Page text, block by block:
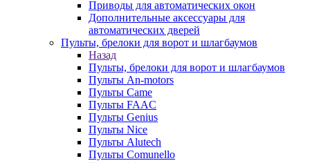
Приводы для автоматических окон
Дополнительные аксессуары для
автоматических дверей
Пульты, брелоки для ворот и шлагбаумов
Назад
Пульты, брелоки для ворот и шлагбаумов
Пульты An-motors
Пульты Came
Пульты FAAC
Пульты Genius
Пульты Nice
Пульты Alutech
Пульты Сomunello